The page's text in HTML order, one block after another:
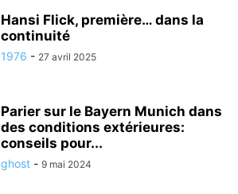
Hansi Flick, première… dans la
continuité
1976 - 27 avril 2025
Parier sur le Bayern Munich dans
des conditions extérieures:
conseils pour...
ghost - 9 mai 2024